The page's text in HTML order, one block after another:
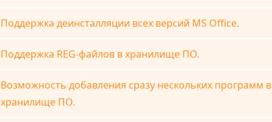
Поддержка деинсталляции всех версий MS Office.
Поддержка REG-файлов в хранилище ПО.
Возможность добавления сразу нескольких программ в
хранилище ПО.